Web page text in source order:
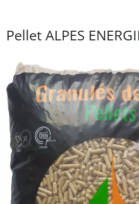
Pellet ALPES